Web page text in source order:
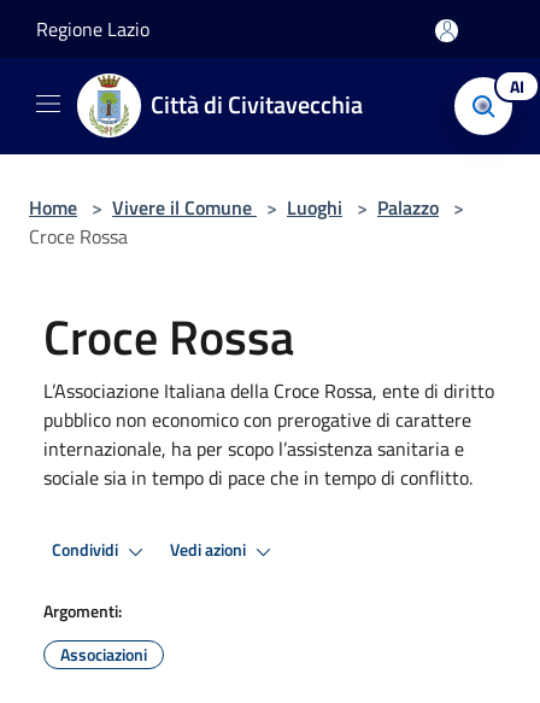
Regione Lazio
Città di Civitavecchia AI
Home > Vivere il Comune > Luoghi > Palazzo >
Croce Rossa
Croce Rossa
L’Associazione Italiana della Croce Rossa, ente di diritto
pubblico non economico con prerogative di carattere
internazionale, ha per scopo l’assistenza sanitaria e
sociale sia in tempo di pace che in tempo di conflitto.
Condividi Vedi azioni
Argomenti:
Associazioni